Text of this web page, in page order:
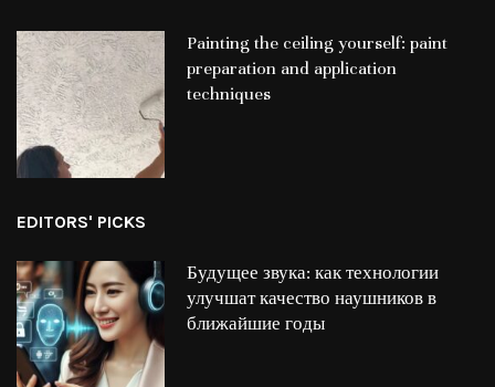
Painting the ceiling yourself: paint
preparation and application
techniques
EDITORS' PICKS
Будущее звука: как технологии
улучшат качество наушников в
ближайшие годы